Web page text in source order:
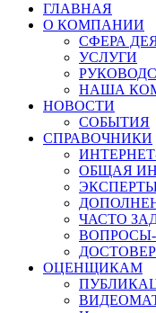
ГЛАВНАЯ
О КОМПАНИИ
СФЕРА
УСЛУГИ
НАША
НОВОСТИ
СОБЫТИЯ
СПРАВОЧНИКИ
ОБЩАЯ
ЧАСТО
ОЦЕНЩИКАМ